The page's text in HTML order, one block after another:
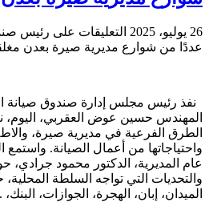
26 يوليو، 2025 التعليقات على رئيس
عددًا من شوارع مديرية صيرة بعدن
نفذ رئيس مجلس إدارة صندوق صيانة
المهندس حسين عوض العقربي، اليوم،
الطرق الفرعية في مديرية صيرة،
واحتياجاتها من أعمال الصيانة.
عام المديرية، الدكتور محمود جرادي،
والتحديات التي تواجه السلطة
الميدان، إبان، الهجرة، الجوازات، البنك،